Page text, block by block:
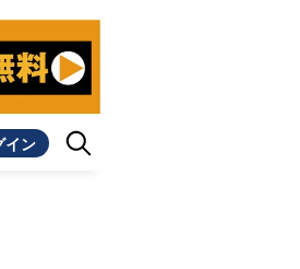
イン